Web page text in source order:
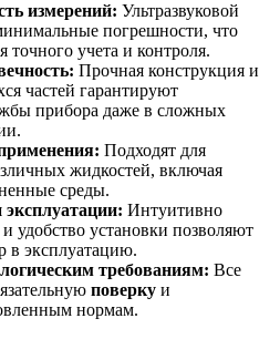
измерений: Ультразвуковой
погрешности, что
точного учета и контроля.
Прочная конструкция и
частей гарантируют
прибора даже в сложных
Подходят для
жидкостей, включая
среды.
Интуитивно
удобство установки позволяют
в эксплуатацию.
требованиям: Все
поверку и
нормам.